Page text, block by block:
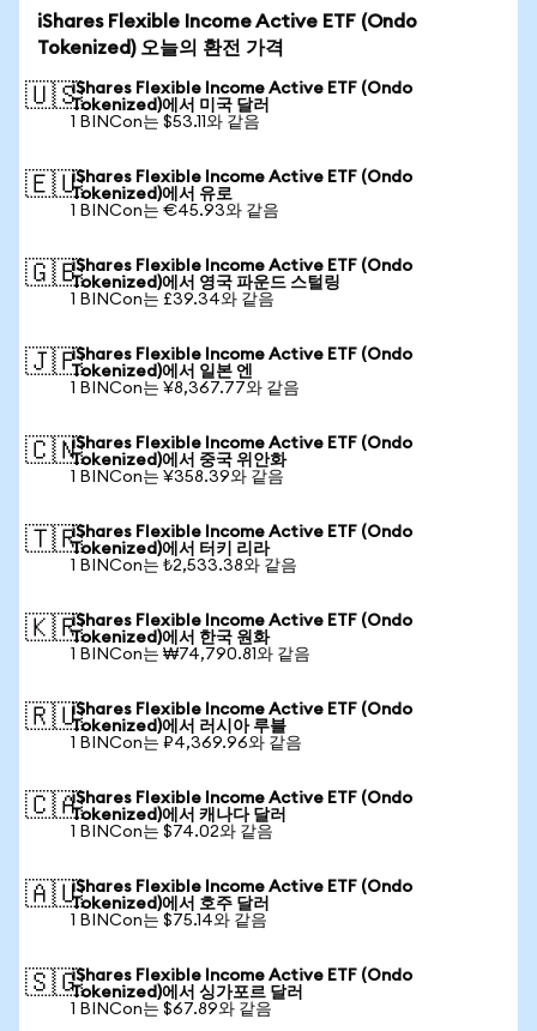
iShares Flexible Income Active ETF (Ondo
Tokenized) 오늘의 환전 가격
🇺🇸iShares Flexible Income Active ETF (Ondo
Tokenized)에서 미국 달러
1 BINCon는 $53.11와 같음
🇪🇺iShares Flexible Income Active ETF (Ondo
Tokenized)에서 유로
1 BINCon는 €45.93와 같음
🇬🇧iShares Flexible Income Active ETF (Ondo
Tokenized)에서 영국 파운드 스털링
1 BINCon는 £39.34와 같음
🇯🇵iShares Flexible Income Active ETF (Ondo
Tokenized)에서 일본 엔
1 BINCon는 ¥8,367.77와 같음
🇨🇳iShares Flexible Income Active ETF (Ondo
Tokenized)에서 중국 위안화
1 BINCon는 ¥358.39와 같음
🇹🇷iShares Flexible Income Active ETF (Ondo
Tokenized)에서 터키 리라
1 BINCon는 ₺2,533.38와 같음
🇰🇷iShares Flexible Income Active ETF (Ondo
Tokenized)에서 한국 원화
1 BINCon는 ₩74,790.81와 같음
🇷🇺iShares Flexible Income Active ETF (Ondo
Tokenized)에서 러시아 루블
1 BINCon는 ₽4,369.96와 같음
🇨🇦iShares Flexible Income Active ETF (Ondo
Tokenized)에서 캐나다 달러
1 BINCon는 $74.02와 같음
🇦🇺iShares Flexible Income Active ETF (Ondo
Tokenized)에서 호주 달러
1 BINCon는 $75.14와 같음
🇸🇬iShares Flexible Income Active ETF (Ondo
Tokenized)에서 싱가포르 달러
1 BINCon는 $67.89와 같음